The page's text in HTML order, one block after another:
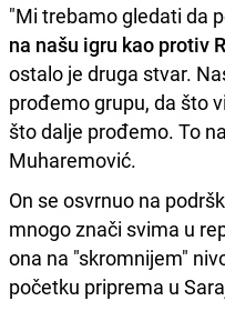
"Mi trebamo gledati da
na našu igru kao protiv
ostalo je druga stvar.
prođemo grupu, da što
što dalje prođemo. To
Muharemović.
On se osvrnuo na
mnogo znači svima u
ona na "skromnijem"
početku priprema u